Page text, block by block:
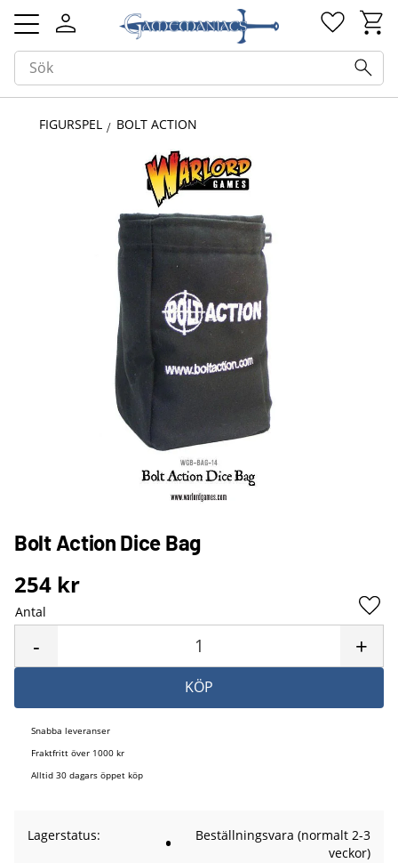
Meny
FIGURSPEL BOLT ACTION
Bolt Action Dice Bag
254 kr
Antal
+
-
KÖP
Snabba leveranser
Fraktfritt över 1000 kr
Alltid 30 dagars öppet köp
Lagerstatus
Beställningsvara (normalt 2-3
veckor)